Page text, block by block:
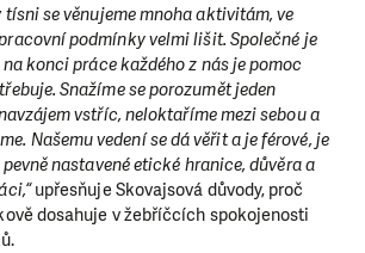
tísni se věnujeme mnoha aktivitám, ve
podmínky velmi lišit. Společné je
konci práce každého z nás je pomoc
Snažíme se porozumět jeden
vstříc, neloktaříme mezi sebou a
Našemu vedení se dá věřit a je férové, je
nastavené etické hranice, důvěra a
upřesňuje Skovajsová důvody, proč
dosahuje v žebříčcích spokojenosti